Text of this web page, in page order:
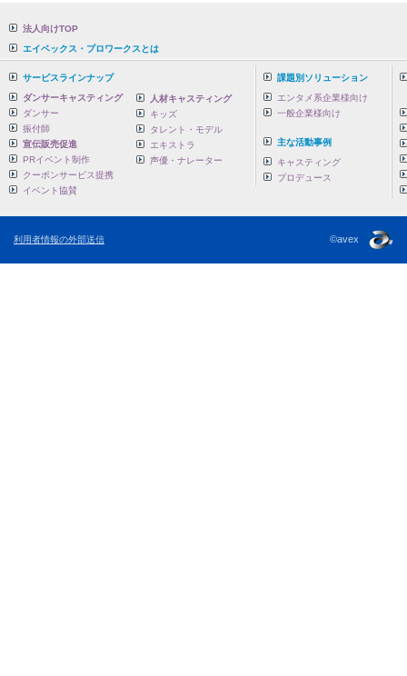
法人向けTOP
エイベックス・プロワークスとは
サービスラインナップ
ダンサーキャスティング
ダンサー
振付師
宣伝販売促進
PRイベント制作
クーポンサービス提携
イベント協賛
人材キャスティング
キッズ
タレント・モデル
エキストラ
声優・ナレーター
課題別ソリューション
エンタメ系企業様向け
一般企業様向け
主な活動事例
キャスティング
プロデュース
利用者情報の外部送信 ©avex